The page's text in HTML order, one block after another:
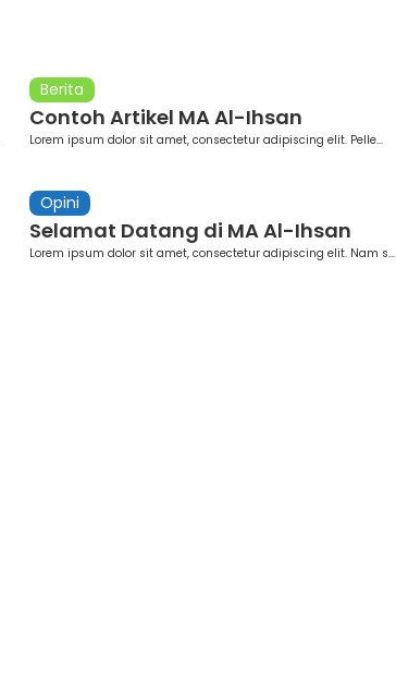
Berita
Contoh Artikel MA Al-Ihsan
Lorem ipsum dolor sit amet, consectetur adipiscing elit. Pelle...
Opini
Selamat Datang di MA Al-Ihsan
Lorem ipsum dolor sit amet, consectetur adipiscing elit. Nam s...